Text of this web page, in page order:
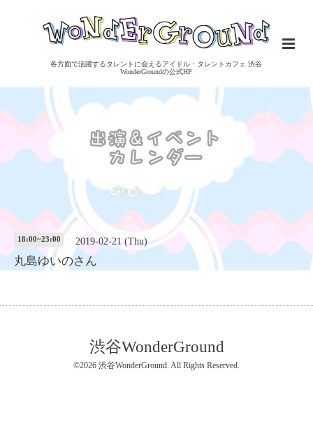
各方面で活躍するタレントに会えるアイドル・タレントカフェ 渋谷
WonderGroundの公式HP
18:00~23:00 2019-02-21 (Thu)
丸島ゆいのさん
渋谷WonderGround
©2026 渋谷WonderGround. All Rights Reserved.